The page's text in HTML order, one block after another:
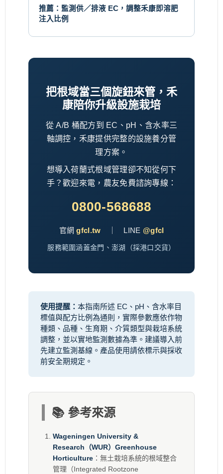
推薦：監測供／排液 EC，調整禾康即溶肥
注入比例
把根域當三個旋鈕來管，禾
康陪你升級設施栽培
從 A/B 桶配方到 EC、pH、含水率三
軸調控，禾康提供完整的設施養分管
理方案。
想導入荷蘭式根域管理卻不知從何下
手？歡迎來電，農友免費諮詢專線：
0800-568688
官網gfcl.tw ｜ LINE @gfcl
服務範圍涵蓋金門、澎湖（採港口交貨）
使用提醒： 本指南所述 EC、pH、含水率目
標值與配方比例為通則，實際參數應依作物
種類、品種、生育期、介質類型與栽培系統
調整，並以實地監測數據為準。建議導入前
先建立監測基線。產品使用請依標示與採收
前安全期規定。
📚 參考來源
Wageningen University &
Research（WUR）Greenhouse
Horticulture ：無土栽培系統的根域整合
管理（Integrated Rootzone